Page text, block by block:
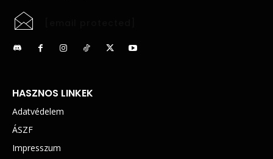
HASZNOS LINKEK
Adatvédelem
ÁSZF
Impresszum